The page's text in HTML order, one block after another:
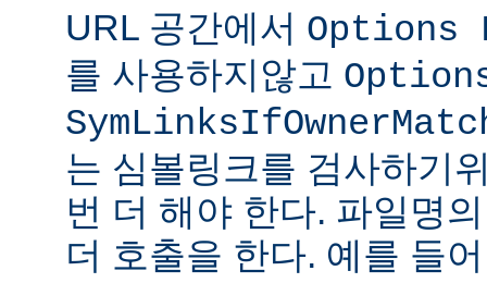
URL 공간에서 Options
를 사용하지않고
는 심볼링크를 검사하기
번 더 해야 한다. 파일명
더 호출을 한다. 예를 들